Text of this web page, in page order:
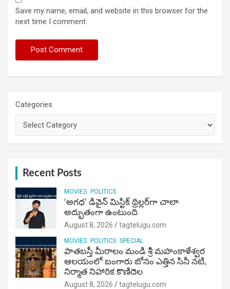
Save my name, email, and website in this browser for the
next time I comment.
Categories
Recent Posts
MOVIES POLITICS
‘అగధ’ డివైన్ మిస్టిక్ థ్రిల్లర్‌గా చాలా
అద్భుతంగా ఉంటుంది
August 8, 2026 tagtelugu.com
MOVIES POLITICS SPECIAL
పాతబస్తీ మీరాలం మండి శ్రీ మహంకాళేశ్వర
ఆలయంలో బంగారు బోనం ఎత్తిన సినీ నటి,
నిర్మాత నిహారిక కొణిదెల
August 8, 2026 tagtelugu.com